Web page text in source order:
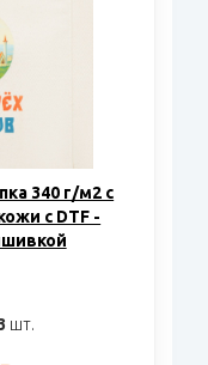
340 г/м2 с
с DTF -
шт.